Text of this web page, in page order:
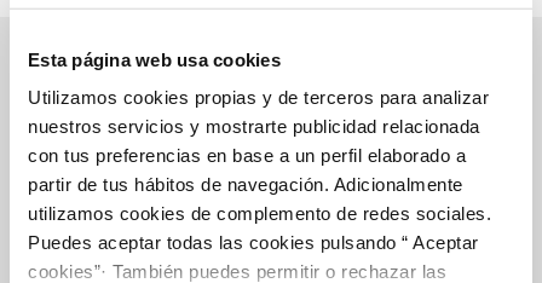
Esta página web usa cookies
Utilizamos cookies propias y de terceros para analizar
nuestros servicios y mostrarte publicidad relacionada
con tus preferencias en base a un perfil elaborado a
partir de tus hábitos de navegación. Adicionalmente
utilizamos cookies de complemento de redes sociales.
Puedes aceptar todas las cookies pulsando “ Aceptar
cookies”· También puedes permitir o rechazar las
Gestions en Línia
FACTURES, PAGAMENTS I CONSUMS
CONTRACTES